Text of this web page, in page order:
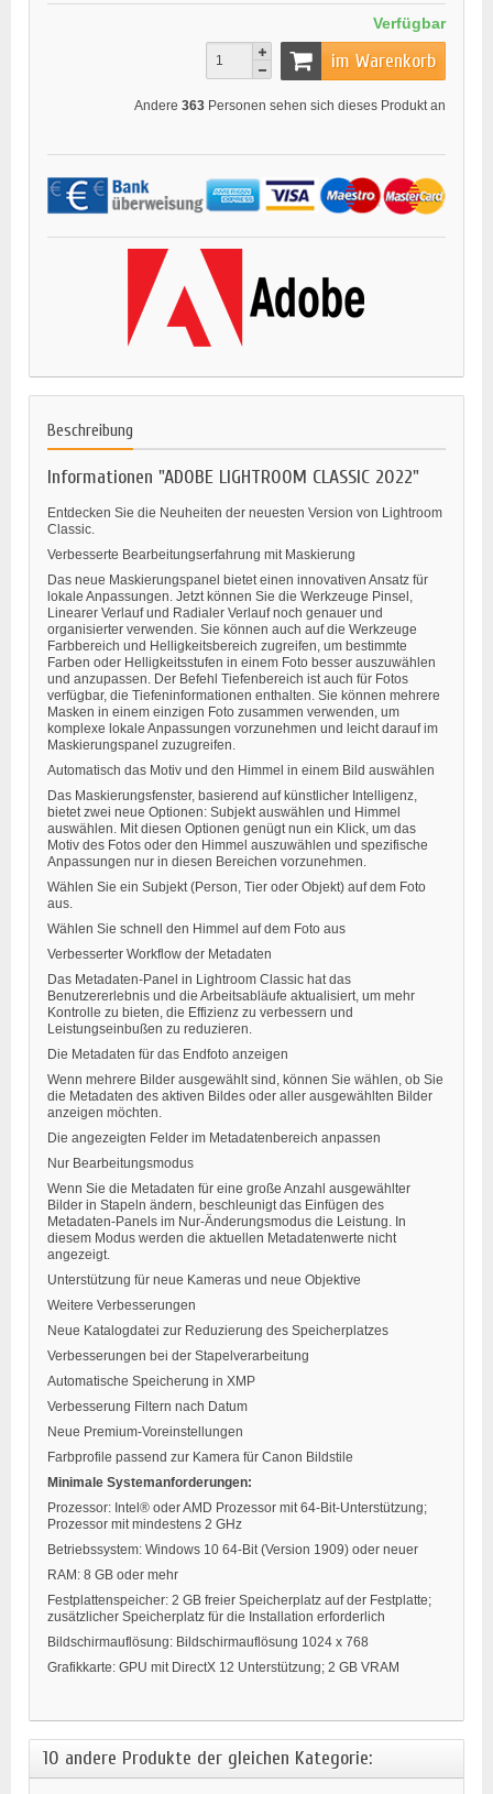
Verfügbar
im Warenkorb
Andere 363 Personen sehen sich dieses Produkt an
Beschreibung
Informationen "ADOBE LIGHTROOM CLASSIC 2022"
Entdecken Sie die Neuheiten der neuesten Version von Lightroom
Classic.
Verbesserte Bearbeitungserfahrung mit Maskierung
Das neue Maskierungspanel bietet einen innovativen Ansatz für
lokale Anpassungen. Jetzt können Sie die Werkzeuge Pinsel,
Linearer Verlauf und Radialer Verlauf noch genauer und
organisierter verwenden. Sie können auch auf die Werkzeuge
Farbbereich und Helligkeitsbereich zugreifen, um bestimmte
Farben oder Helligkeitsstufen in einem Foto besser auszuwählen
und anzupassen. Der Befehl Tiefenbereich ist auch für Fotos
verfügbar, die Tiefeninformationen enthalten. Sie können mehrere
Masken in einem einzigen Foto zusammen verwenden, um
komplexe lokale Anpassungen vorzunehmen und leicht darauf im
Maskierungspanel zuzugreifen.
Automatisch das Motiv und den Himmel in einem Bild auswählen
Das Maskierungsfenster, basierend auf künstlicher Intelligenz,
bietet zwei neue Optionen: Subjekt auswählen und Himmel
auswählen. Mit diesen Optionen genügt nun ein Klick, um das
Motiv des Fotos oder den Himmel auszuwählen und spezifische
Anpassungen nur in diesen Bereichen vorzunehmen.
Wählen Sie ein Subjekt (Person, Tier oder Objekt) auf dem Foto
aus.
Wählen Sie schnell den Himmel auf dem Foto aus
Verbesserter Workflow der Metadaten
Das Metadaten-Panel in Lightroom Classic hat das
Benutzererlebnis und die Arbeitsabläufe aktualisiert, um mehr
Kontrolle zu bieten, die Effizienz zu verbessern und
Leistungseinbußen zu reduzieren.
Die Metadaten für das Endfoto anzeigen
Wenn mehrere Bilder ausgewählt sind, können Sie wählen, ob Sie
die Metadaten des aktiven Bildes oder aller ausgewählten Bilder
anzeigen möchten.
Die angezeigten Felder im Metadatenbereich anpassen
Nur Bearbeitungsmodus
Wenn Sie die Metadaten für eine große Anzahl ausgewählter
Bilder in Stapeln ändern, beschleunigt das Einfügen des
Metadaten-Panels im Nur-Änderungsmodus die Leistung. In
diesem Modus werden die aktuellen Metadatenwerte nicht
angezeigt.
Unterstützung für neue Kameras und neue Objektive
Weitere Verbesserungen
Neue Katalogdatei zur Reduzierung des Speicherplatzes
Verbesserungen bei der Stapelverarbeitung
Automatische Speicherung in XMP
Verbesserung Filtern nach Datum
Neue Premium-Voreinstellungen
Farbprofile passend zur Kamera für Canon Bildstile
Minimale Systemanforderungen:
Prozessor: Intel® oder AMD Prozessor mit 64-Bit-Unterstützung;
Prozessor mit mindestens 2 GHz
Betriebssystem: Windows 10 64-Bit (Version 1909) oder neuer
RAM: 8 GB oder mehr
Festplattenspeicher: 2 GB freier Speicherplatz auf der Festplatte;
zusätzlicher Speicherplatz für die Installation erforderlich
Bildschirmauflösung: Bildschirmauflösung 1024 x 768
Grafikkarte: GPU mit DirectX 12 Unterstützung; 2 GB VRAM
10 andere Produkte der gleichen Kategorie: